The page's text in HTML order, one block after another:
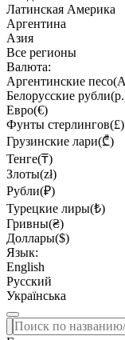
Латинская Америка
Аргентина
Азия
Все регионы
Валюта:
Аргентинские
Белорусские
Евро(€)
Фунты стерлингов(£)
Грузинские лари(₾)
Тенге(₸)
Злоты(zł)
Рубли(₽)
Турецкие лиры(₺)
Гривны(₴)
Доллары($)
Язык:
English
Русский
Українська